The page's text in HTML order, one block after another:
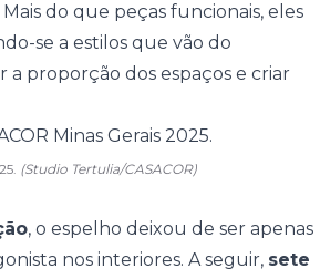
do que peças funcionais, eles
se a estilos que vão do
proporção dos espaços e criar
(Studio Tertulia/CASACOR)
, o espelho deixou de ser apenas
nos interiores. A seguir, sete